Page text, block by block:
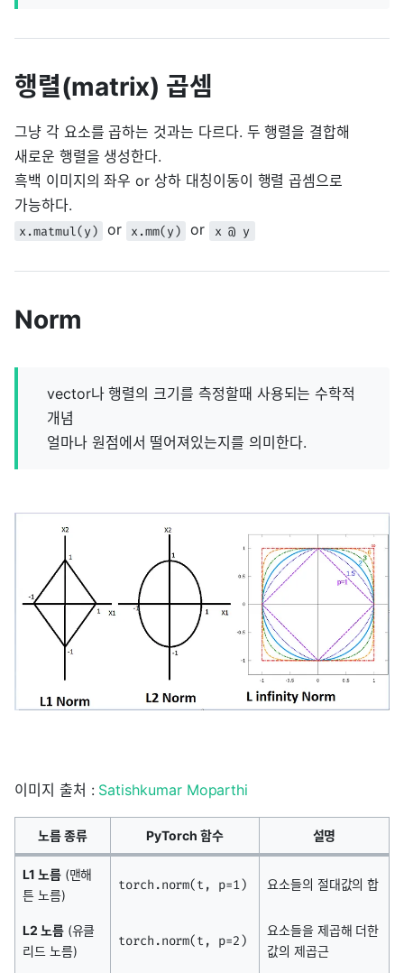
행렬(matrix) 곱셈
그냥 각 요소를 곱하는 것과는 다르다. 두 행렬을 결합해
새로운 행렬을 생성한다.
흑백 이미지의 좌우 or 상하 대칭이동이 행렬 곱셈으로
가능하다.
x.matmul(y) or x.mm(y) or x @ y
Norm
vector나 행렬의 크기를 측정할때 사용되는 수학적
개념
얼마나 원점에서 떨어져있는지를 의미한다.
이미지 출처 : Satishkumar Moparthi
노름 종류 PyTorch 함수 설명
L1 노름(맨해
튼 노름)
torch.norm(t, p=1) 요소들의 절대값의 합
L2 노름(유클
리드 노름)
torch.norm(t, p=2)
요소들을 제곱해 더한
값의 제곱근